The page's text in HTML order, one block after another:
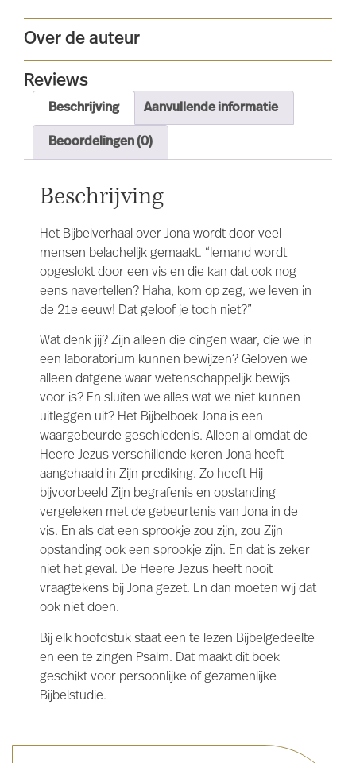
Over de auteur
Reviews
Beschrijving Aanvullende informatie
Beoordelingen (0)
Beschrijving
Het Bijbelverhaal over Jona wordt door veel
mensen belachelijk gemaakt. “Iemand wordt
opgeslokt door een vis en die kan dat ook nog
eens navertellen? Haha, kom op zeg, we leven in
de 21e eeuw! Dat geloof je toch niet?”
Wat denk jij? Zijn alleen die dingen waar, die we in
een laboratorium kunnen bewijzen? Geloven we
alleen datgene waar wetenschappelijk bewijs
voor is? En sluiten we alles wat we niet kunnen
uitleggen uit? Het Bijbelboek Jona is een
waargebeurde geschiedenis. Alleen al omdat de
Heere Jezus verschillende keren Jona heeft
aangehaald in Zijn prediking. Zo heeft Hij
bijvoorbeeld Zijn begrafenis en opstanding
vergeleken met de gebeurtenis van Jona in de
vis. En als dat een sprookje zou zijn, zou Zijn
opstanding ook een sprookje zijn. En dat is zeker
niet het geval. De Heere Jezus heeft nooit
vraagtekens bij Jona gezet. En dan moeten wij dat
ook niet doen.
Bij elk hoofdstuk staat een te lezen Bijbelgedeelte
en een te zingen Psalm. Dat maakt dit boek
geschikt voor persoonlijke of gezamenlijke
Bijbelstudie.